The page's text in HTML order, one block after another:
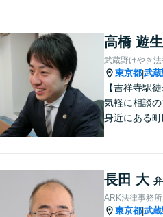
回収、企業法
インターネ
高橋 遊生
武蔵野けやき
東京都|武
【吉祥寺駅
気軽に相談の
身近にある町
みます。お気
さい。
長田 大
ARK法律事務所
東京都|武